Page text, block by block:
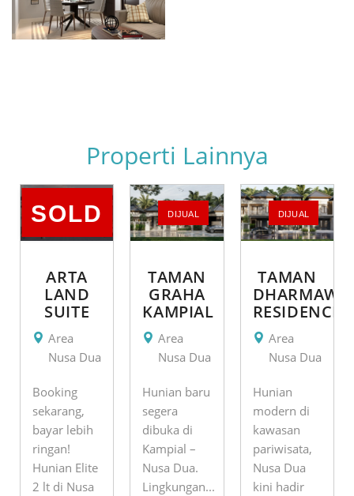
Properti Lainnya
SOLD
ARTA
LAND
SUITE
Area
Nusa Dua
Booking
sekarang,
bayar lebih
ringan!
Hunian Elite
2 lt di Nusa
DIJUAL
TAMAN
GRAHA
KAMPIAL
Area
Nusa Dua
Hunian baru
segera
dibuka di
Kampial –
Nusa Dua.
Lingkungan...
DIJUAL
TAMAN
RESIDENCE
Area
Nusa Dua
Hunian
modern di
kawasan
pariwisata,
Nusa Dua
kini hadir